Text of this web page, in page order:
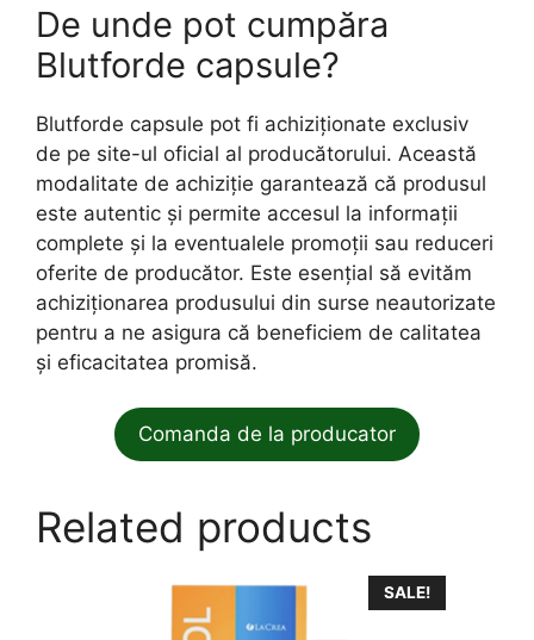
De unde pot cumpăra
Blutforde capsule?
Blutforde capsule pot fi achiziționate exclusiv
de pe site-ul oficial al producătorului. Această
modalitate de achiziție garantează că produsul
este autentic și permite accesul la informații
complete și la eventualele promoții sau reduceri
oferite de producător. Este esențial să evităm
achiziționarea produsului din surse neautorizate
pentru a ne asigura că beneficiem de calitatea
și eficacitatea promisă.
Comanda de la producator
Related products
SALE!